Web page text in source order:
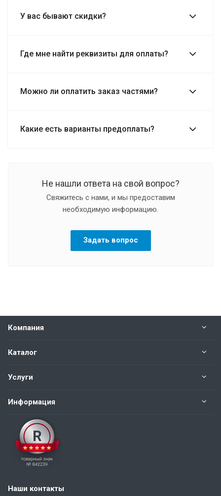
У вас бывают скидки?
Где мне найти реквизиты для оплаты?
Можно ли оплатить заказ частями?
Какие есть варианты предоплаты?
Не нашли ответа на свой вопрос?
Свяжитесь с нами, и мы предоставим
необходимую информацию.
Задать вопрос
Компания
Каталог
Услуги
Информация
Наши контакты